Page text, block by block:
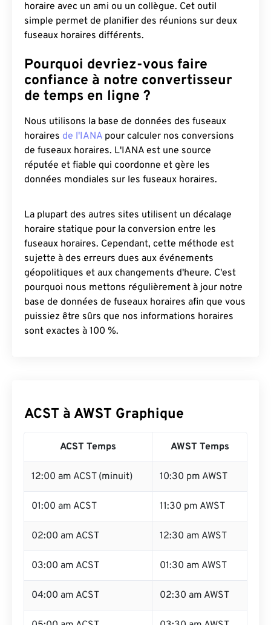
horaire avec un ami ou un collègue. Cet outil
simple permet de planifier des réunions sur deux
fuseaux horaires différents.
Pourquoi devriez-vous faire
confiance à notre convertisseur
de temps en ligne ?
Nous utilisons la base de données des fuseaux
horaires de l'IANA pour calculer nos conversions
de fuseaux horaires. L'IANA est une source
réputée et fiable qui coordonne et gère les
données mondiales sur les fuseaux horaires.
La plupart des autres sites utilisent un décalage
horaire statique pour la conversion entre les
fuseaux horaires. Cependant, cette méthode est
sujette à des erreurs dues aux événements
géopolitiques et aux changements d'heure. C'est
pourquoi nous mettons régulièrement à jour notre
base de données de fuseaux horaires afin que vous
puissiez être sûrs que nos informations horaires
sont exactes à 100 %.
ACST à AWST Graphique
ACST Temps AWST Temps
12:00 am ACST (minuit) 10:30 pm AWST
01:00 am ACST 11:30 pm AWST
02:00 am ACST 12:30 am AWST
03:00 am ACST 01:30 am AWST
04:00 am ACST 02:30 am AWST